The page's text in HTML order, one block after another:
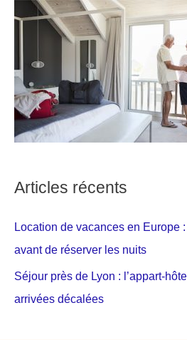
Articles récents
Location de vacances en Europe
avant de réserver les nuits
Séjour près de Lyon : l’appart-
arrivées décalées